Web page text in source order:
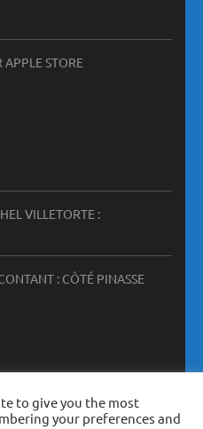
APPLE STORE
VILLETORTE :
: CÔTÉ PINASSE
to give you the most
your preferences and